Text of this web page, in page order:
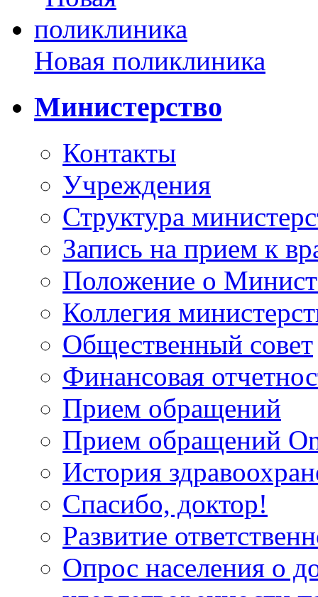
Новая поликлиника
Министерство
Контакты
Учреждения
Структура
Запись на прием к
Положение о
Коллегия
Общественный совет
Финансовая
Прием обращений
Прием обращений
История
Спасибо, доктор!
Развитие
Опрос населения о